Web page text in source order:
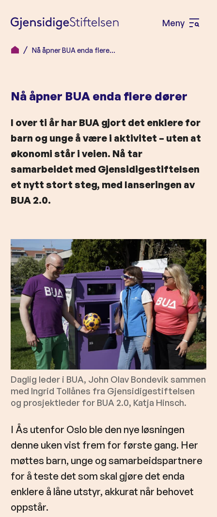
H
p
i
l
i
h
o
Meny
Å
m
n
y
Nå åpner BUA enda flere…
Nå åpner BUA enda flere dører
I over ti år har BUA gjort det enklere for
barn og unge å være i aktivitet – uten at
økonomi står i veien. Nå tar
samarbeidet med Gjensidigestiftelsen
et nytt stort steg, med lanseringen av
BUA 2.0.
Daglig leder i BUA, John Olav Bondevik sammen
med Ingrid Tollånes fra Gjensidigestiftelsen
og prosjektleder for BUA 2.0, Katja Hinsch.
I Ås utenfor Oslo ble den nye løsningen
denne uken vist frem for første gang. Her
møttes barn, unge og samarbeidspartnere
for å teste det som skal gjøre det enda
enklere å låne utstyr, akkurat når behovet
oppstår.